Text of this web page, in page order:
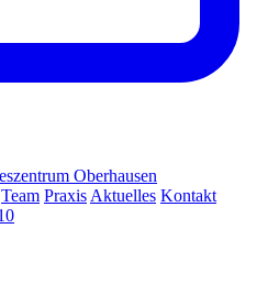
Oberhausen
Team Praxis Aktuelles Kontakt